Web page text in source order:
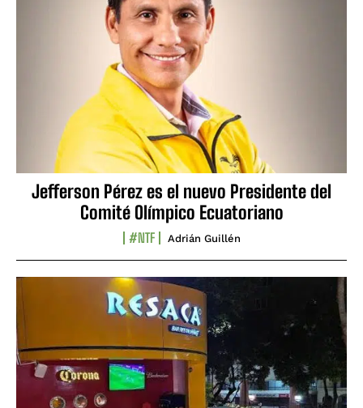
Jefferson Pérez es el nuevo Presidente del
Comité Olímpico Ecuatoriano
#NTF Adrián Guillén